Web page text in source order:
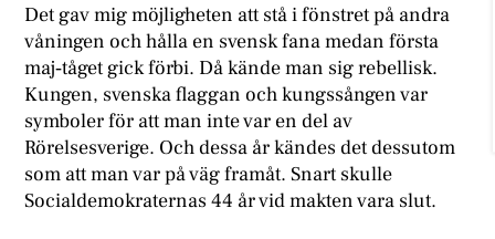
Det gav mig möjligheten att stå i fönstret på andra
våningen och hålla en svensk fana medan första
maj‑tåget gick förbi. Då kände man sig rebellisk.
Kungen, svenska flaggan och kungssången var
symboler för att man inte var en del av
Rörelsesverige. Och dessa år kändes det dessutom
som att man var på väg framåt. Snart skulle
Socialdemokraternas 44 år vid makten vara slut.